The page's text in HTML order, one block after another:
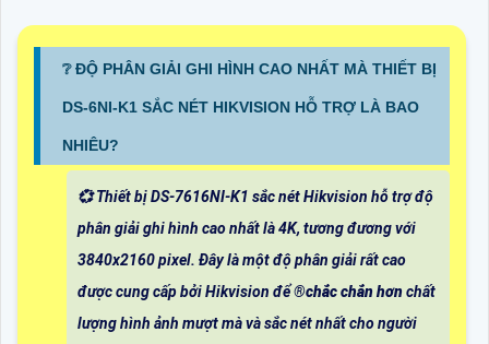
❔ ĐỘ PHÂN GIẢI GHI HÌNH CAO NHẤT MÀ THIẾT BỊ
DS-6NI-K1 SẮC NÉT HIKVISION HỖ TRỢ LÀ BAO
NHIÊU?
💞 Thiết bị DS-7616NI-K1 sắc nét Hikvision hỗ trợ độ
phân giải ghi hình cao nhất là 4K, tương đương với
3840x2160 pixel. Đây là một độ phân giải rất cao
được cung cấp bởi Hikvision để ®️chắc chắn hơn chất
lượng hình ảnh mượt mà và sắc nét nhất cho người